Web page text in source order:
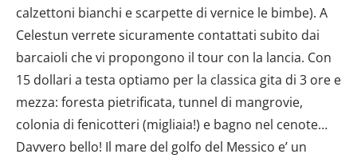
calzettoni bianchi e scarpette di vernice le bimbe). A
Celestun verrete sicuramente contattati subito dai
barcaioli che vi propongono il tour con la lancia. Con
15 dollari a testa optiamo per la classica gita di 3 ore e
mezza: foresta pietrificata, tunnel di mangrovie,
colonia di fenicotteri (migliaia!) e bagno nel cenote…
Davvero bello! Il mare del golfo del Messico e’ un